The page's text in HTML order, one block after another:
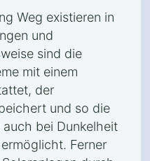
Weg existieren in
und
sind die
mit einem
der
und so die
bei Dunkelheit
Ferner